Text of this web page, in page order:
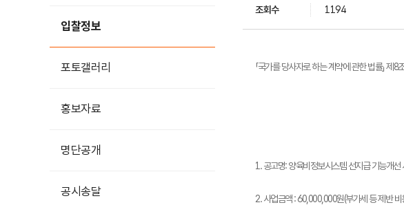
입찰정보
포토갤러리
홍보자료
명단공개
공시송달
조회수 1194
「국가를 당사자로 하는 계약에 관한 법률」
1. 공고명: 양육비정보시스템 선지급 기능개선
2. 사업금액 : 60,000,000원(부가세 등 제반 비